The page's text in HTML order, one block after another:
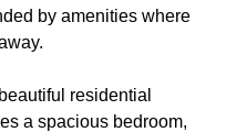
by amenities where
residential
a spacious bedroom,